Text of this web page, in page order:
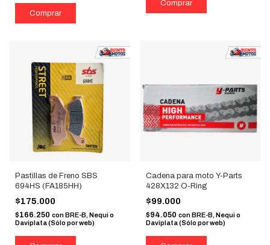
Pastillas de Freno SBS
694HS (FA185HH)
$175.000
$166.250 con BRE-B, Nequi o
Daviplata (Sólo por web)
Cadena para moto Y-Parts
428X132 O-Ring
$99.000
$94.050 con BRE-B, Nequi o
Daviplata (Sólo por web)